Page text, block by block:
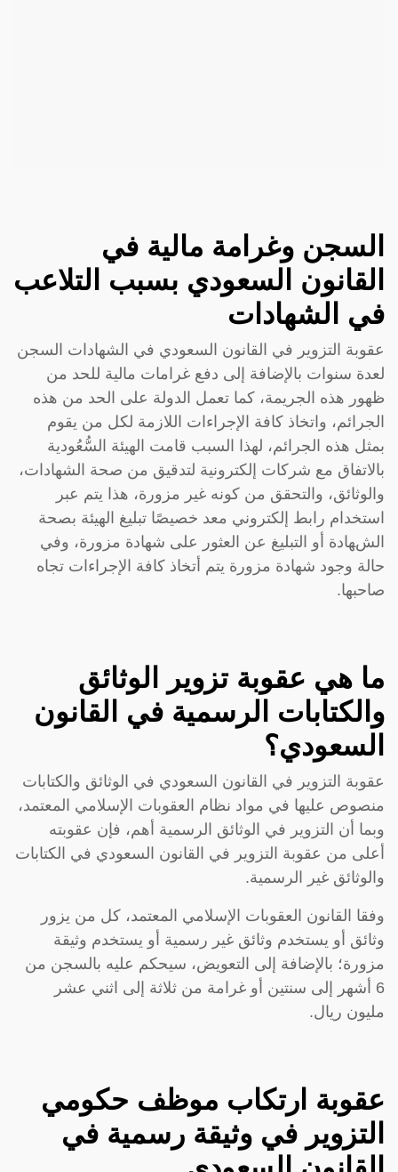
السجن وغرامة مالية في
القانون السعودي بسبب التلاعب
في الشهادات
عقوبة التزوير في القانون السعودي في الشهادات السجن
لعدة سنوات بالإضافة إلى دفع غرامات مالية للحد من
ظهور هذه الجريمة، كما تعمل الدولة على الحد من هذه
الجرائم، واتخاذ كافة الإجراءات اللازمة لكل من يقوم
بمثل هذه الجرائم، لهذا السبب قامت الهيئة السُّعُودية
بالاتفاق مع شركات إلكترونية لتدقيق من صحة الشهادات،
والوثائق، والتحقق من كونه غير مزورة، هذا يتم عبر
استخدام رابط إلكتروني معد خصيصًا تبليغ الهيئة بصحة
الشهادة أو التبليغ عن العثور على شهادة مزورة، وفي
حالة وجود شهادة مزورة يتم أتخاذ كافة الإجراءات تجاه
صاحبها.
ما هي عقوبة تزوير الوثائق
والكتابات الرسمية في القانون
السعودي؟
عقوبة التزوير في القانون السعودي في الوثائق والكتابات
منصوص عليها في مواد نظام العقوبات الإسلامي المعتمد،
وبما أن التزوير في الوثائق الرسمية أهم، فإن عقوبته
أعلى من عقوبة التزوير في القانون السعودي في الكتابات
والوثائق غير الرسمية.
وفقا القانون العقوبات الإسلامي المعتمد، كل من يزور
وثائق أو يستخدم وثائق غير رسمية أو يستخدم وثيقة
مزورة؛ بالإضافة إلى التعويض، سيحكم عليه بالسجن من
6 أشهر إلى سنتين أو غرامة من ثلاثة إلى اثني عشر
مليون ريال.
عقوبة ارتكاب موظف حكومي
التزوير في وثيقة رسمية في